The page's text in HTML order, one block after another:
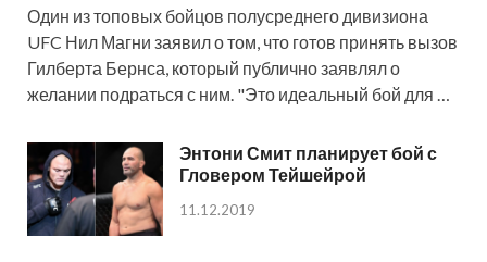
Один из топовых бойцов полусреднего дивизиона
UFC Нил Магни заявил о том, что готов принять вызов
Гилберта Бернса, который публично заявлял о
желании подраться с ним. "Это идеальный бой для …
Энтони Смит планирует бой с
Гловером Тейшейрой
11.12.2019